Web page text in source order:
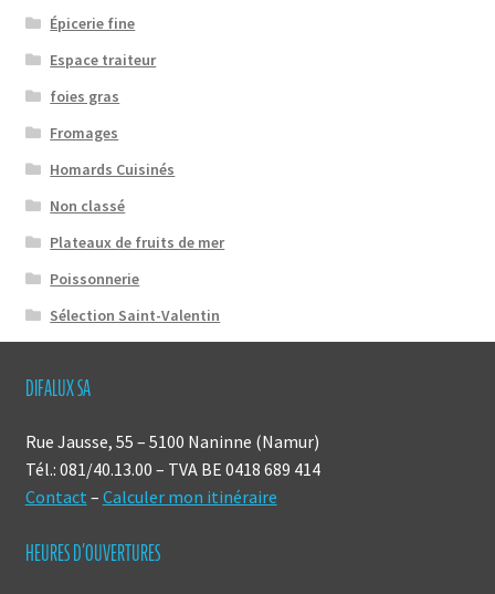
Épicerie fine
Espace traiteur
foies gras
Fromages
Homards Cuisinés
Non classé
Plateaux de fruits de mer
Poissonnerie
Sélection Saint-Valentin
DIFALUX SA
Rue Jausse, 55 – 5100 Naninne (Namur)
Tél.: 081/40.13.00 – TVA BE 0418 689 414
Contact – Calculer mon itinéraire
HEURES D’OUVERTURES